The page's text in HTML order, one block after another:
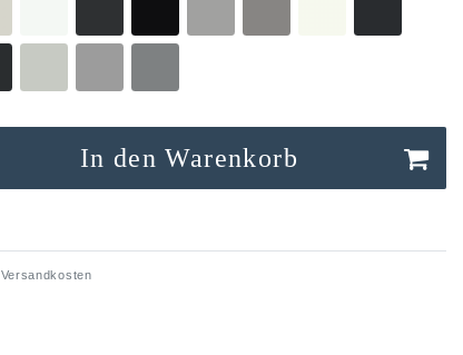
In den Warenkorb
Versandkosten